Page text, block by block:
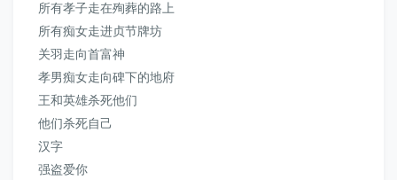
所有孝子走在殉葬的路上
所有痴女走进贞节牌坊
关羽走向首富神
孝男痴女走向碑下的地府
王和英雄杀死他们
他们杀死自己
汉字
强盗爱你